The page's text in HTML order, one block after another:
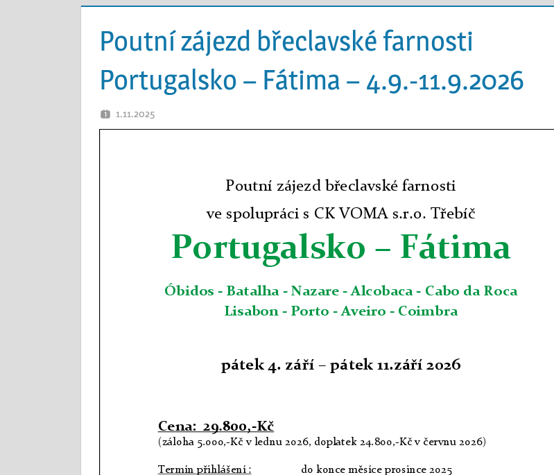
Poutní zájezd břeclavské farnosti
Portugalsko – Fátima – 4.9.-11.9.2026
1.11.2025